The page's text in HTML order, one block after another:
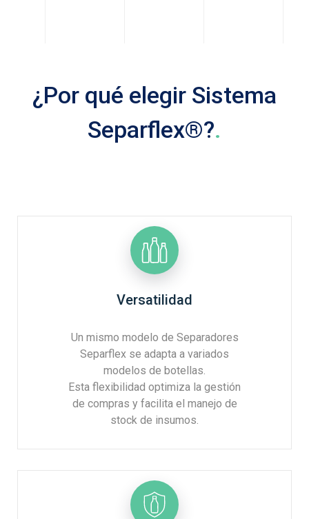
¿Por qué elegir Sistema
Separflex®?.
Versatilidad
Un mismo modelo de Separadores
Separflex se adapta a variados
modelos de botellas.
Esta flexibilidad optimiza la gestión
de compras y facilita el manejo de
stock de insumos.